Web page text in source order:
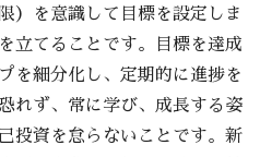
）を意識して目標を設定しま
立てることです。目標を達成
を細分化し、定期的に進捗を
れず、常に学び、成長する姿
投資を怠らないことです。新